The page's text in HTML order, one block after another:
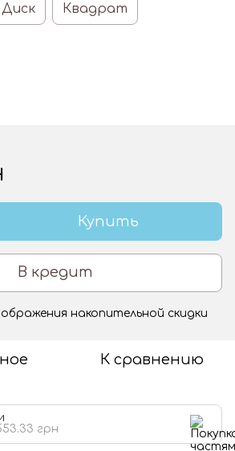
Диск Квадрат
Купить
В кредит
накопительной скидки
К сравнению
грн